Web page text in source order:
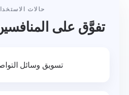
حالات
تفوَّق على
تسويق وسائل